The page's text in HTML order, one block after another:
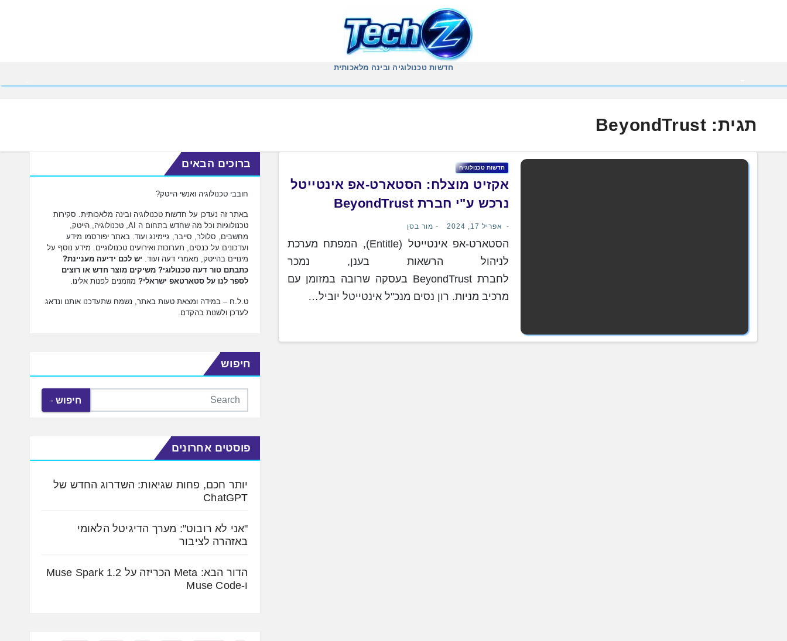
חדשות טכנולוגיה ובינה מלאכותית
תגית: BeyondTrust
חדשות טכנולוגיה
אקזיט מוצלח: הסטארט-אפ אינטייטל
נרכש ע"י חברת BeyondTrust
אפריל 17, 2024 מור בסן
הסטארט-אפ אינטייטל (Entitle), המפתח מערכת
לניהול הרשאות בענן, נמכר
לחברת BeyondTrust בעסקה שרובה במזומן עם
מרכיב מניות. רון נסים מנכ"ל אינטייטל יוביל…
ברוכים הבאים
חובבי טכנולוגיה ואנשי הייטק?
באתר זה נעדכן על חדשות טכנולוגיה ובינה מלאכותית. סקירות
טכנולוגיות וכל מה שחדש בתחום ה AI, טכנולוגיה, הייטק,
מחשבים, סלולר, סייבר, גיימינג ועוד. באתר יפורסמו מידע
ועדכונים על כנסים, תערוכות ואירועים טכנולוגיים. מידע נוסף על
מינויים בהייטק, מאמרי דעה ועוד. יש לכם ידיעה מעניינת?
כתבתם טור דעה טכנולוגי? משיקים מוצר חדש או רוצים
לספר לנו על סטארטאפ ישראלי? מוזמנים לפנות אלינו.
ט.ל.ח – במידה ומצאת טעות באתר, נשמח שתעדכנו אותנו ונדאג
לעדכן ולשנות בהקדם.
חיפוש
חיפוש
פוסטים אחרונים
יותר חכם, פחות שגיאות: השדרוג החדש של
ChatGPT
"אני לא רובוט": מערך הדיגיטל הלאומי
באזהרה לציבור
הדור הבא: Meta הכריזה על Muse Spark 1.2
ו-Muse Code